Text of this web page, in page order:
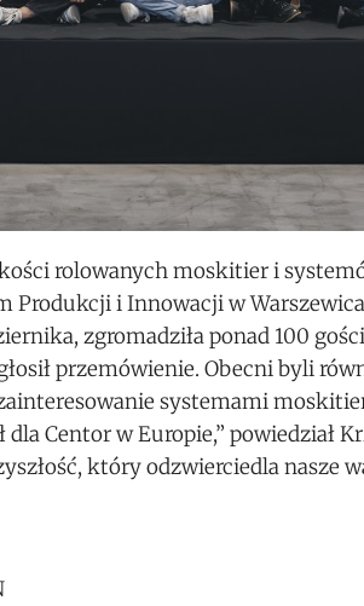
rolowanych moskitier i
Produkcji i Innowacji w
zgromadziła ponad 100
przemówienie. Obecni byli
systemami
Centor w Europie,” powiedział
który odzwierciedla nasze